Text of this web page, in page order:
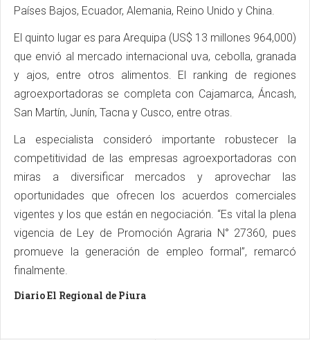
Países Bajos, Ecuador, Alemania, Reino Unido y China.
El quinto lugar es para Arequipa (US$ 13 millones 964,000)
que envió al mercado internacional uva, cebolla, granada
y ajos, entre otros alimentos. El ranking de regiones
agroexportadoras se completa con Cajamarca, Áncash,
San Martín, Junín, Tacna y Cusco, entre otras.
La especialista consideró importante robustecer la
competitividad de las empresas agroexportadoras con
miras a diversificar mercados y aprovechar las
oportunidades que ofrecen los acuerdos comerciales
vigentes y los que están en negociación. “Es vital la plena
vigencia de Ley de Promoción Agraria N° 27360, pues
promueve la generación de empleo formal”, remarcó
finalmente.
Diario El Regional de Piura